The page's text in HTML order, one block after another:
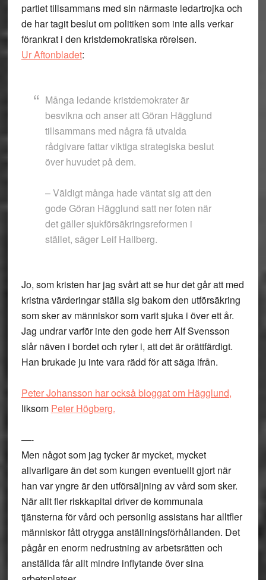
partiet tillsammans med sin närmaste ledartrojka och
de har tagit beslut om politiken som inte alls verkar
förankrat i den kristdemokratiska rörelsen.
Ur Aftonbladet:
Många ledande kristdemokrater är
besvikna och anser att Göran Hägglund
tillsammans med några få utvalda
rådgivare fattar viktiga strategiska beslut
över huvudet på dem.
– Väldigt många hade väntat sig att den
gode Göran Hägglund satt ner foten när
det gäller sjukförsäkringsreformen i
stället, säger Leif Hallberg.
Jo, som kristen har jag svårt att se hur det går att med
kristna värderingar ställa sig bakom den utförsäkring
som sker av människor som varit sjuka i över ett år.
Jag undrar varför inte den gode herr Alf Svensson
slår näven i bordet och ryter i, att det är orättfärdigt.
Han brukade ju inte vara rädd för att säga ifrån.
Peter Johansson har också bloggat om Hägglund,
liksom Peter Högberg.
—-
Men något som jag tycker är mycket, mycket
allvarligare än det som kungen eventuellt gjort när
han var yngre är den utförsäljning av vård som sker.
När allt fler riskkapital driver de kommunala
tjänsterna för vård och personlig assistans har alltfler
människor fått otrygga anställningsförhållanden. Det
pågår en enorm nedrustning av arbetsrätten och
anställda får allt mindre inflytande över sina